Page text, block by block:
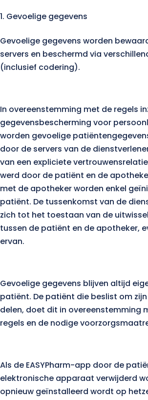
Gevoelige gegevens
Gevoelige gegevens worden
servers en beschermd via
(inclusief codering).
In overeenstemming met de regels
gegevensbescherming voor
worden gevoelige
door de servers van de
van een expliciete
werd door de patiënt en de
met de apotheker worden enkel
patiënt. De tussenkomst van de
zich tot het toestaan van de
tussen de patiënt en de apotheker,
ervan.
Gevoelige gegevens blijven altijd
patiënt. De patiënt die beslist om
delen, doet dit in overeenstemming
regels en de nodige
Als de EASYPharm-app door de
elektronische apparaat verwijderd
opnieuw geïnstalleerd wordt op